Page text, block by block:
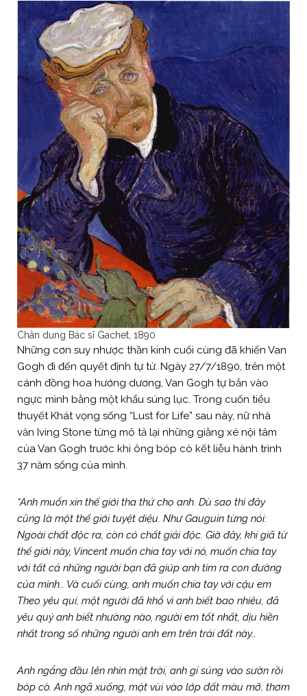
Chân dung Bác sĩ Gachet, 1890
Những cơn suy nhược thần kinh cuối cùng đã khiến Van
Gogh đi đến quyết định tự tử. Ngày 27/7/1890, trên một
cánh đồng hoa hướng dương, Van Gogh tự bắn vào
ngực mình bằng một khẩu súng lục. Trong cuốn tiểu
thuyết Khát vọng sống “Lust for Life” sau này, nữ nhà
văn Iving Stone từng mô tả lại những giằng xé nội tâm
của Van Gogh trước khi ông bóp cò kết liễu hành trình
37 năm sống của mình.
“Anh muốn xin thế giới tha thứ cho anh. Dù sao thì đây
cũng là một thế giới tuyệt diệu. Như Gauguin từng nói:
Ngoài chất độc ra, còn có chất giải độc. Giờ đây, khi giã từ
thế giới này, Vincent muốn chia tay với nó, muốn chia tay
với tất cả những người bạn đã giúp anh tìm ra con đường
của mình… Và cuối cùng, anh muốn chia tay với cậu em
Theo yêu quí, một người đã khổ vì anh biết bao nhiêu, đã
yêu quý anh biết nhường nào, người em tốt nhất, dịu hiền
nhất trong số những người anh em trên trái đất này…
Anh ngẩng đầu lên nhìn mặt trời, anh gí súng vào sườn rồi
bóp cò. Anh ngã xuống, mặt vùi vào lớp đất màu mỡ, thơm